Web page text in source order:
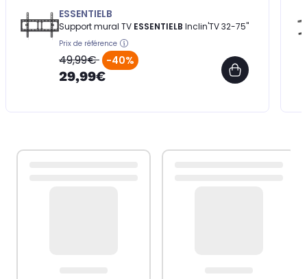
ESSENTIELB
Support mural TV ESSENTIELB Inclin'TV 32-75''
Prix de référence
49,99€ -40%
29,99€